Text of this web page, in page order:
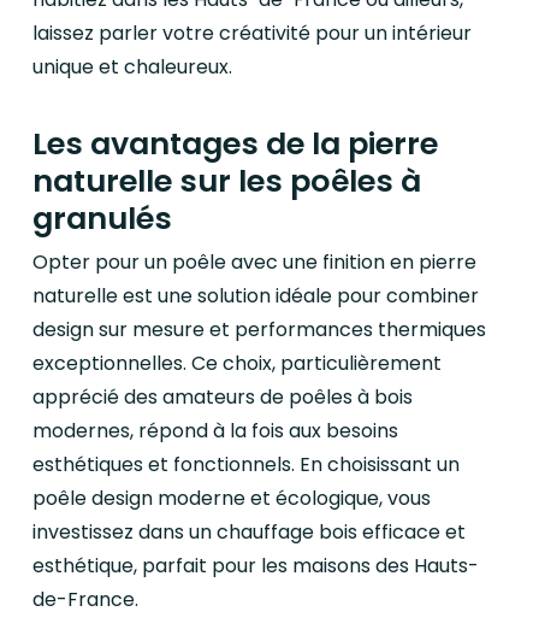
laissez parler votre créativité pour un intérieur
unique et chaleureux.
Les avantages de la pierre
naturelle sur les poêles à
granulés
Opter pour un poêle avec une finition en pierre
naturelle est une solution idéale pour combiner
design sur mesure et performances thermiques
exceptionnelles. Ce choix, particulièrement
apprécié des amateurs de poêles à bois
modernes, répond à la fois aux besoins
esthétiques et fonctionnels. En choisissant un
poêle design moderne et écologique, vous
investissez dans un chauffage bois efficace et
esthétique, parfait pour les maisons des Hauts-
de-France.